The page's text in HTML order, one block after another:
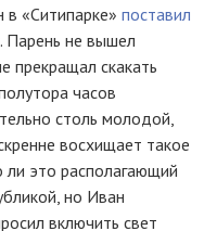
«Ситипарке» поставил
. Парень не вышел
прекращал скакать
часов
столь молодой,
восхищает такое
ли это располагающий
но Иван
включить свет